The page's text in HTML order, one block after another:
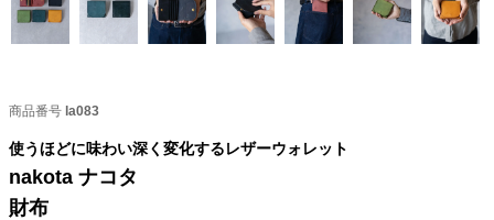
商品番号 la083
使うほどに味わい深く変化するレザーウォレット
nakota ナコタ
財布